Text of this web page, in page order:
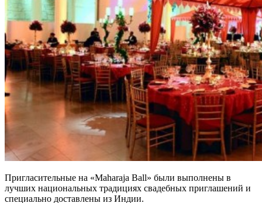
Пригласительные на «Maharaja Ball» были выполнены в
лучших национальных традициях свадебных приглашений и
специально доставлены из Индии.